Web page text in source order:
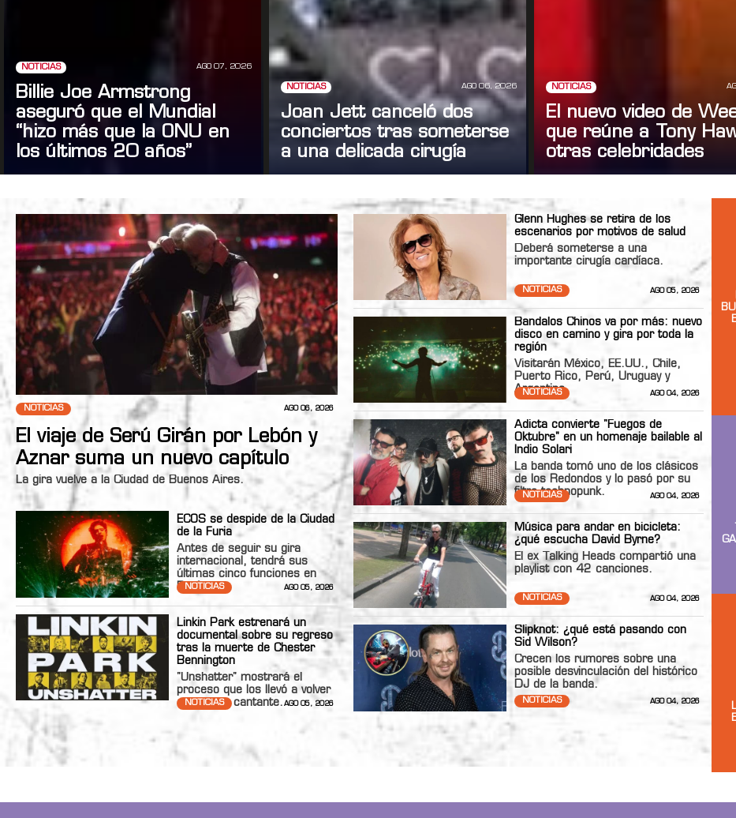
NOTICIAS AGO 07, 2026
Billie Joe Armstrong
aseguró que el Mundial
“hizo más que la ONU en
los últimos 20 años”
NOTICIAS AGO 06, 2026
Joan Jett canceló dos
conciertos tras someterse
a una delicada cirugía
NOTICIAS
El nuevo video de
que reúne a Tony
otras celebridades
NOTICIAS AGO 06, 2026
El viaje de Serú Girán por Lebón y
Aznar suma un nuevo capítulo
La gira vuelve a la Ciudad de Buenos Aires.
ECOS se despide de la Ciudad
de la Furia
Antes de seguir su gira
internacional, tendrá sus
últimas cinco funciones en
Bs.As.
NOTICIAS AGO 05, 2026
Linkin Park estrenará un
documental sobre su regreso
tras la muerte de Chester
Bennington
"Unshatter" mostrará el
proceso que los llevó a volver
con nueva cantante.
NOTICIAS AGO 05, 2026
Glenn Hughes se retira de los
escenarios por motivos de salud
Deberá someterse a una
importante cirugía cardíaca.
NOTICIAS AGO 05, 2026
Bandalos Chinos va por más: nuevo
disco en camino y gira por toda la
región
Visitarán México, EE.UU., Chile,
Puerto Rico, Perú, Uruguay y
Argentina
NOTICIAS AGO 04, 2026
Adicta convierte "Fuegos de
Oktubre" en un homenaje bailable al
Indio Solari
La banda tomó uno de los clásicos
de los Redondos y lo pasó por su
filtro technopunk.
NOTICIAS AGO 04, 2026
Música para andar en bicicleta:
¿qué escucha David Byrne?
El ex Talking Heads compartió una
playlist con 42 canciones.
NOTICIAS AGO 04, 2026
Slipknot: ¿qué está pasando con
Sid Wilson?
Crecen los rumores sobre una
posible desvinculación del histórico
DJ de la banda.
NOTICIAS AGO 04, 2026